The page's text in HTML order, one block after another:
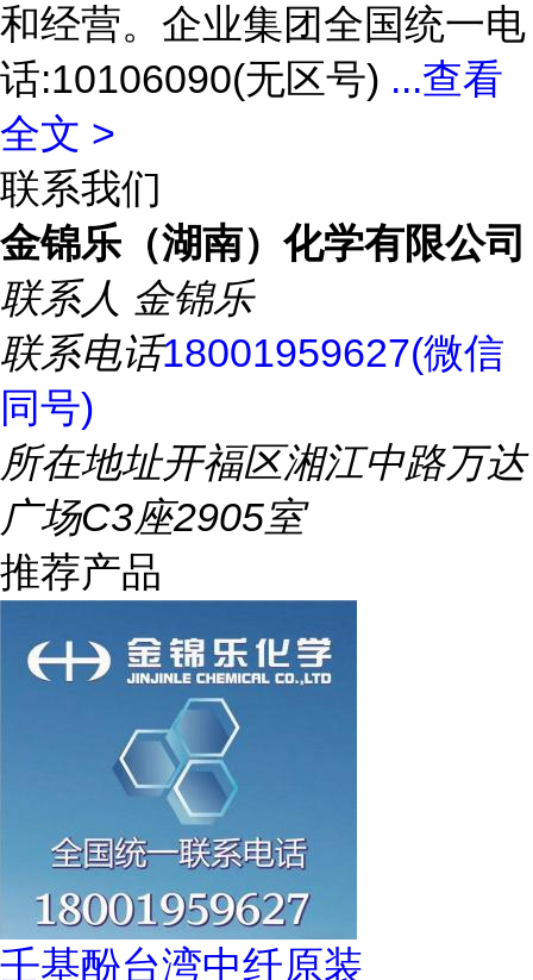
和经营。企业集团全国统一电
话:10106090(无区号) ...查看
全文 >
联系我们
金锦乐（湖南）化学有限公司
联系人 金锦乐
联系电话18001959627(微信
同号)
所在地址开福区湘江中路万达
广场C3座2905室
推荐产品
壬基酚台湾中纤原装